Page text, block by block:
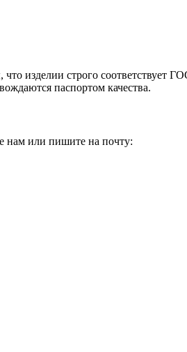
изделии строго соответствует
паспортом качества.
нам или пишите на почту: